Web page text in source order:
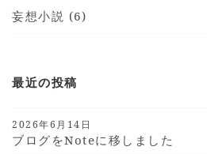
妄想小説 (6)
最近の投稿
2026年6月14日
ブログをnoteに移しました